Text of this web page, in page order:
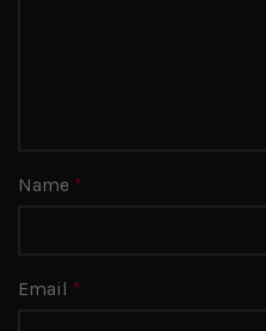
Name *
Email *